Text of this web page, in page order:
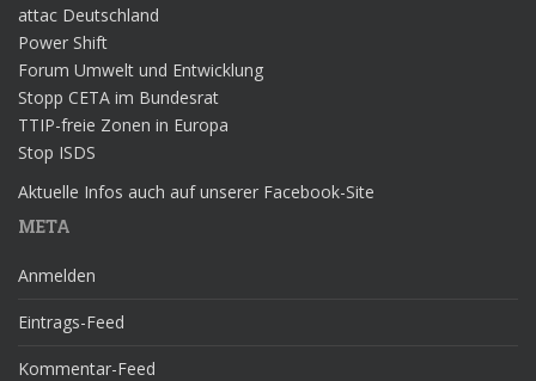
attac Deutschland
Power Shift
Forum Umwelt und Entwicklung
Stopp CETA im Bundesrat
TTIP-freie Zonen in Europa
Stop ISDS
Aktuelle Infos auch auf unserer Facebook-Site
META
Anmelden
Eintrags-Feed
Kommentar-Feed